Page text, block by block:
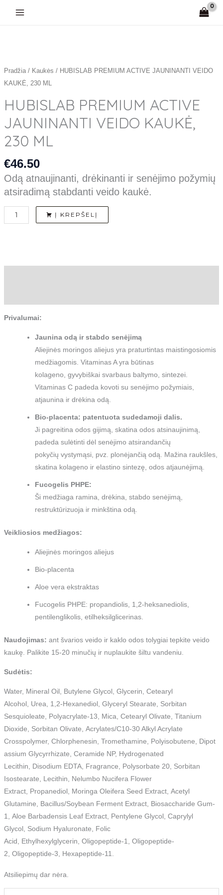
Pradžia/ Kaukės / HUBISLAB PREMIUM ACTIVE JAUNINANTI VEIDO
KAUKĖ, 230 ML
HUBISLAB PREMIUM ACTIVE
JAUNINANTI VEIDO KAUKĖ,
230 ML
€46.50
Odą atnaujinanti, drėkinanti ir senėjimo požymių
atsiradimą stabdanti veido kaukė.
PREMIUM
ACTIVE
VEIDO
KAUKĖ,
230
ML
Į KREPŠELĮ
Privalumai:
Jaunina odą ir stabdo senėjimą
Aliejinės moringos aliejus yra praturtintas maistingosiomis
medžiagomis. Vitaminas A yra būtinas
kolageno, gyvybiškai svarbaus baltymo, sintezei.
Vitaminas C padeda kovoti su senėjimo požymiais,
atjaunina ir drėkina odą.
Bio-placenta: patentuota sudedamoji dalis.
Ji pagreitina odos gijimą, skatina odos atsinaujinimą,
padeda sulėtinti dėl senėjimo atsirandančių
pokyčių vystymąsi, pvz. plonėjančią odą. Mažina raukšles,
skatina kolageno ir elastino sintezę, odos atjaunėjimą.
Fucogelis PHPE:
Ši medžiaga ramina, drėkina, stabdo senėjimą,
restruktūrizuoja ir minkština odą.
Veikliosios medžiagos:
Aliejinės moringos aliejus
Bio-placenta
Aloe vera ekstraktas
Fucogelis PHPE: propandiolis, 1,2-heksanediolis,
pentilenglikolis, etilheksilglicerinas.
Naudojimas: ant švarios veido ir kaklo odos tolygiai tepkite veido
kaukę. Palikite 15-20 minučių ir nuplaukite šiltu vandeniu.
Sudėtis:
Water, Mineral Oil, Butylene Glycol, Glycerin, Cetearyl
Alcohol, Urea, 1,2-Hexanediol, Glyceryl Stearate, Sorbitan
Sesquioleate, Polyacrylate-13, Mica, Cetearyl Olivate, Titanium
Dioxide, Sorbitan Olivate, Acrylates/C10-30 Alkyl Acrylate
Crosspolymer, Chlorphenesin, Tromethamine, Polyisobutene, Dipot
assium Glycyrrhizate, Ceramide NP, Hydrogenated
Lecithin, Disodium EDTA, Fragrance, Polysorbate 20, Sorbitan
Isostearate, Lecithin, Nelumbo Nucifera Flower
Extract, Propanediol, Moringa Oleifera Seed Extract, Acetyl
Glutamine, Bacillus/Soybean Ferment Extract, Biosaccharide Gum-
1, Aloe Barbadensis Leaf Extract, Pentylene Glycol, Caprylyl
Glycol, Sodium Hyaluronate, Folic
Acid, Ethylhexylglycerin, Oligopeptide-1, Oligopeptide-
2, Oligopeptide-3, Hexapeptide-11.
Atsiliepimų dar nėra.